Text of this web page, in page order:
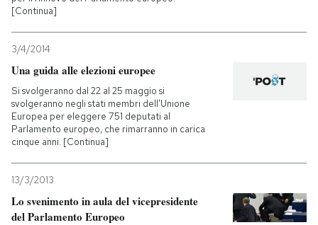
[Continua]
3/4/2014
Una guida alle elezioni europee
Si svolgeranno dal 22 al 25 maggio si
svolgeranno negli stati membri dell’Unione
Europea per eleggere 751 deputati al
Parlamento europeo, che rimarranno in carica
cinque anni. [Continua]
13/3/2013
Lo svenimento in aula del vicepresidente
del Parlamento Europeo